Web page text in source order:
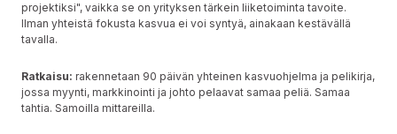
projektiksi", vaikka se on yrityksen tärkein liiketoiminta tavoite.
Ilman yhteistä fokusta kasvua ei voi syntyä, ainakaan kestävällä
tavalla.
Ratkaisu: rakennetaan 90 päivän yhteinen kasvuohjelma ja pelikirja,
jossa myynti, markkinointi ja johto pelaavat samaa peliä. Samaa
tahtia. Samoilla mittareilla.